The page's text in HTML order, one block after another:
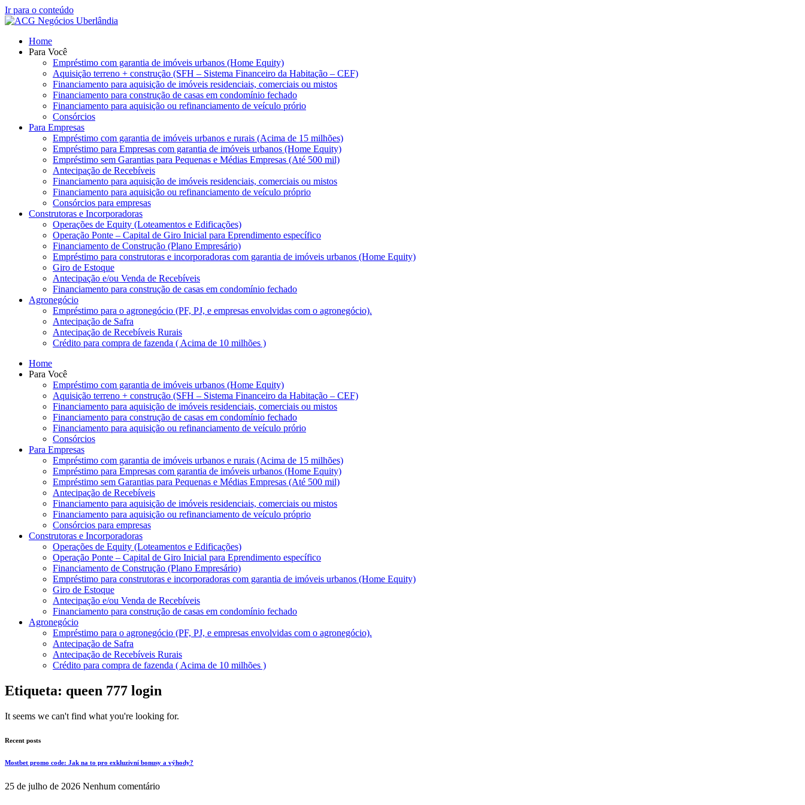
Ir para o conteúdo
Home
Para Você
Empréstimo com garantia de imóveis urbanos (Home Equity)
Aquisição terreno + construção (SFH – Sistema Financeiro da Habitação – CEF)
Financiamento para aquisição de imóveis residenciais, comerciais ou mistos
Financiamento para construção de casas em condomínio fechado
Financiamento para aquisição ou refinanciamento de veículo prório
Consórcios
Para Empresas
Empréstimo com garantia de imóveis urbanos e rurais (Acima de 15 milhões)
Empréstimo para Empresas com garantia de imóveis urbanos (Home Equity)
Empréstimo sem Garantias para Pequenas e Médias Empresas (Até 500 mil)
Antecipação de Recebíveis
Financiamento para aquisição de imóveis residenciais, comerciais ou mistos
Financiamento para aquisição ou refinanciamento de veículo próprio
Consórcios para empresas
Construtoras e Incorporadoras
Operações de Equity (Loteamentos e Edificações)
Operação Ponte – Capital de Giro Inicial para Eprendimento específico
Financiamento de Construção (Plano Empresário)
Empréstimo para construtoras e incorporadoras com garantia de imóveis urbanos (Home Equity)
Giro de Estoque
Antecipação e/ou Venda de Recebíveis
Financiamento para construção de casas em condomínio fechado
Agronegócio
Empréstimo para o agronegócio (PF, PJ, e empresas envolvidas com o agronegócio).
Antecipação de Safra
Antecipação de Recebíveis Rurais
Crédito para compra de fazenda ( Acima de 10 milhões )
Home
Para Você
Empréstimo com garantia de imóveis urbanos (Home Equity)
Aquisição terreno + construção (SFH – Sistema Financeiro da Habitação – CEF)
Financiamento para aquisição de imóveis residenciais, comerciais ou mistos
Financiamento para construção de casas em condomínio fechado
Financiamento para aquisição ou refinanciamento de veículo prório
Consórcios
Para Empresas
Empréstimo com garantia de imóveis urbanos e rurais (Acima de 15 milhões)
Empréstimo para Empresas com garantia de imóveis urbanos (Home Equity)
Empréstimo sem Garantias para Pequenas e Médias Empresas (Até 500 mil)
Antecipação de Recebíveis
Financiamento para aquisição de imóveis residenciais, comerciais ou mistos
Financiamento para aquisição ou refinanciamento de veículo próprio
Consórcios para empresas
Construtoras e Incorporadoras
Operações de Equity (Loteamentos e Edificações)
Operação Ponte – Capital de Giro Inicial para Eprendimento específico
Financiamento de Construção (Plano Empresário)
Empréstimo para construtoras e incorporadoras com garantia de imóveis urbanos (Home Equity)
Giro de Estoque
Antecipação e/ou Venda de Recebíveis
Financiamento para construção de casas em condomínio fechado
Agronegócio
Empréstimo para o agronegócio (PF, PJ, e empresas envolvidas com o agronegócio).
Antecipação de Safra
Antecipação de Recebíveis Rurais
Crédito para compra de fazenda ( Acima de 10 milhões )
Etiqueta: queen 777 login
It seems we can't find what you're looking for.
Recent posts
Mostbet promo code: Jak na to pro exkluzivní bonusy a výhody?
25 de julho de 2026 Nenhum comentário